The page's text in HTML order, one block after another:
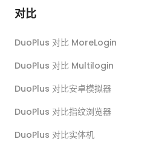
对比
DuoPlus 对比 MoreLogin
DuoPlus 对比 Multilogin
DuoPlus 对比安卓模拟器
DuoPlus 对比指纹浏览器
DuoPlus 对比实体机